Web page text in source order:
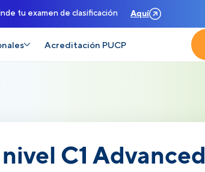
tu examen de clasificación Aquí
Acreditación PUCP
C1 Advanced